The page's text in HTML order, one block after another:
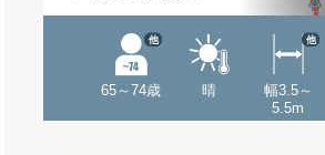
65～74歳
他
晴
幅3.5～
5.5m
他